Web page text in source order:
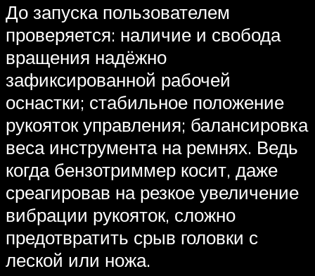
До запуска пользователем
проверяется: наличие и свобода
вращения надёжно
зафиксированной рабочей
оснастки; стабильное положение
рукояток управления; балансировка
веса инструмента на ремнях. Ведь
когда бензотриммер косит, даже
среагировав на резкое увеличение
вибрации рукояток, сложно
предотвратить срыв головки с
леской или ножа.